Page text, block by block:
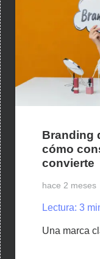
Branding
cómo
convierte
hace 2 meses
Lectura: 3
Una marca